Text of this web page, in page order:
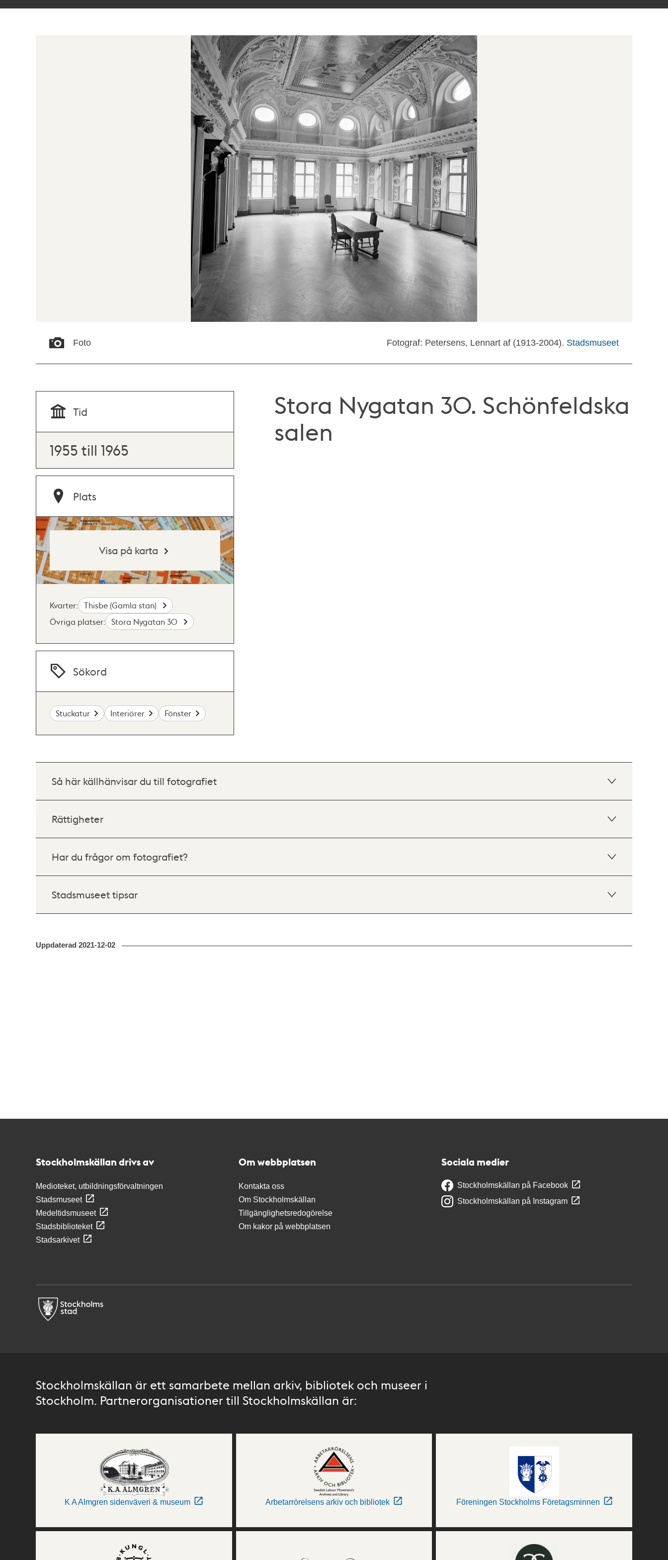
Foto Fotograf: Petersens, Lennart af (1913-2004). Stadsmuseet
Stora Nygatan 30. Schönfeldska
salen
Tid
1955 till 1965
Plats
Visa på karta
Kvarter:
Thisbe (Gamla stan)
Övriga platser:
Stora Nygatan 30
Sökord
Stuckatur Interiörer Fönster
Så här källhänvisar du till fotografiet
Rättigheter
Har du frågor om fotografiet?
Stadsmuseet tipsar
Uppdaterad 2021-12-02
Stockholmskällan drivs av
Medioteket, utbildningsförvaltningen
Stadsmuseet
Medeltidsmuseet
Stadsbiblioteket
Stadsarkivet
Om webbplatsen
Kontakta oss
Om Stockholmskällan
Tillgänglighetsredogörelse
Om kakor på webbplatsen
Sociala medier
Stockholmskällan på Facebook
Stockholmskällan på Instagram
Stockholmskällan är ett samarbete mellan arkiv, bibliotek och museer i
Stockholm. Partnerorganisationer till Stockholmskällan är:
K A Almgren sidenväveri & museum Arbetarrörelsens arkiv och bibliotek Föreningen Stockholms Företagsminnen